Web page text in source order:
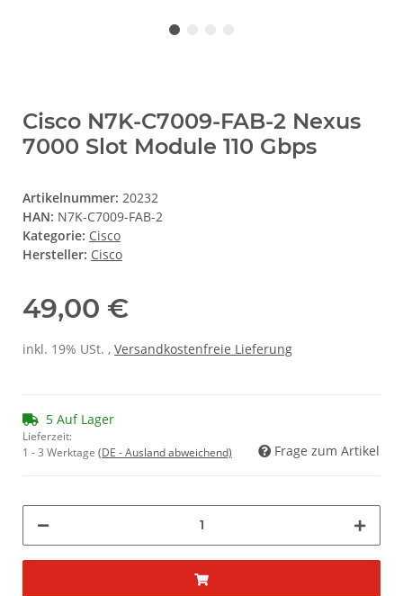
Cisco N7K-C7009-FAB-2 Nexus
7000 Slot Module 110 Gbps
Artikelnummer: 20232
HAN: N7K-C7009-FAB-2
Kategorie: Cisco
Hersteller: Cisco
49,00 €
inkl. 19% USt. , Versandkostenfreie Lieferung
5 Auf Lager
Lieferzeit:
1 - 3 Werktage (DE - Ausland abweichend) Frage zum Artikel